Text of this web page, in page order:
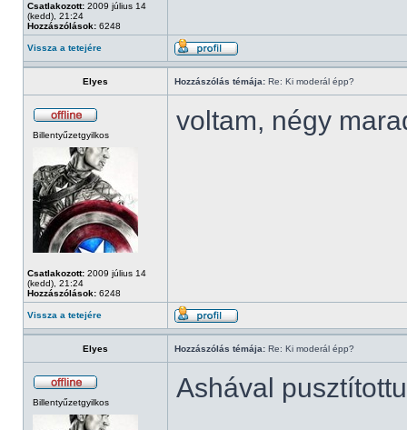
Csatlakozott: 2009 július 14
(kedd), 21:24
Hozzászólások: 6248
Vissza a tetejére
Elyes Hozzászólás témája: Re: Ki moderál épp?
Billentyűzetgyilkos
Csatlakozott: 2009 július 14
(kedd), 21:24
Hozzászólások: 6248
voltam, négy
Vissza a tetejére
Elyes Hozzászólás témája: Re: Ki moderál épp?
Billentyűzetgyilkos Ashával